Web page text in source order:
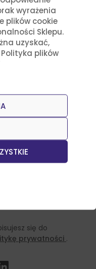
wyrażenia
plików cookie
Sklepu.
uzyskać,
plików
w sklepie oraz
się do
prywatności .